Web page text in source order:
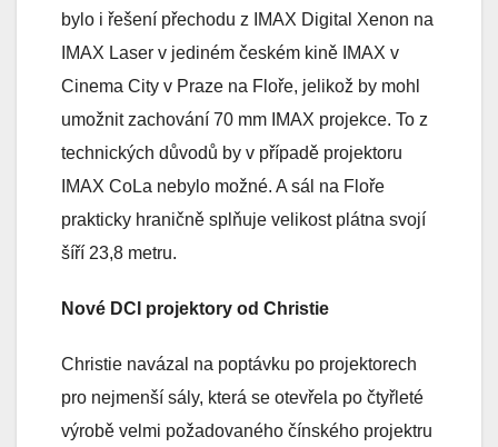
bylo i řešení přechodu z IMAX Digital Xenon na
IMAX Laser v jediném českém kině IMAX v
Cinema City v Praze na Floře, jelikož by mohl
umožnit zachování 70 mm IMAX projekce. To z
technických důvodů by v případě projektoru
IMAX CoLa nebylo možné. A sál na Floře
prakticky hraničně splňuje velikost plátna svojí
šíří 23,8 metru.
Nové DCI projektory od Christie
Christie navázal na poptávku po projektorech
pro nejmenší sály, která se otevřela po čtyřleté
výrobě velmi požadovaného čínského projektru